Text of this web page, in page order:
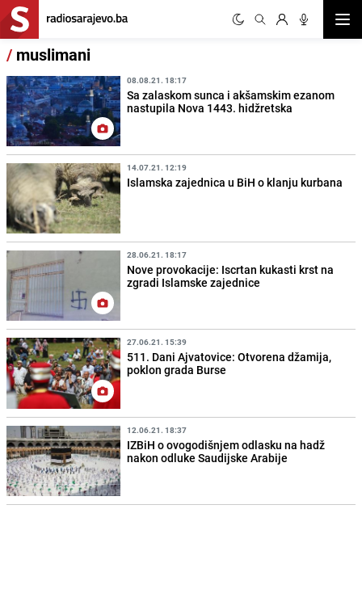
/ muslimani
08.08.21. 18:17
Sa zalaskom sunca i akšamskim ezanom
nastupila Nova 1443. hidžretska
14.07.21. 12:19
Islamska zajednica u BiH o klanju kurbana
28.06.21. 18:17
Nove provokacije: Iscrtan kukasti krst na
zgradi Islamske zajednice
27.06.21. 15:39
511. Dani Ajvatovice: Otvorena džamija,
poklon grada Burse
12.06.21. 18:37
IZBiH o ovogodišnjem odlasku na hadž
nakon odluke Saudijske Arabije